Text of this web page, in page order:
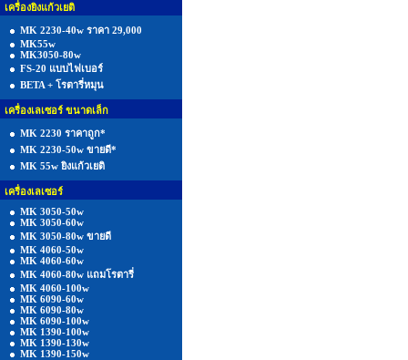
เครื่องยิงแก้วเยติ
MK 2230-40w ราคา 29,000
MK55w
MK3050-80w
FS-20 แบบไฟเบอร์
BETA + โรตารี่หมุน
เครื่องเลเซอร์ ขนาดเล็ก
MK 2230 ราคาถูก*
MK 2230-50w ขายดี*
MK 55w ยิงแก้วเยติ
เครื่องเลเซอร์
MK 3050-50w
MK 3050-60w
MK 3050-80w ขายดี
MK 4060-50w
MK 4060-60w
MK 4060-80w แถมโรตารี่
MK 4060-100w
MK 6090-60w
MK 6090-80w
MK 6090-100w
MK 1390-100w
MK 1390-130w
MK 1390-150w